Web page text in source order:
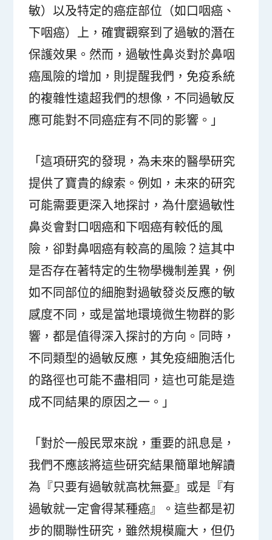
敏）以及特定的癌症部位（如口咽癌、
下咽癌）上，確實觀察到了過敏的潛在
保護效果。然而，過敏性鼻炎對於鼻咽
癌風險的增加，則提醒我們，免疫系統
的複雜性遠超我們的想像，不同過敏反
應可能對不同癌症有不同的影響。」
「這項研究的發現，為未來的醫學研究
提供了寶貴的線索。例如，未來的研究
可能需要更深入地探討，為什麼過敏性
鼻炎會對口咽癌和下咽癌有較低的風
險，卻對鼻咽癌有較高的風險？這其中
是否存在著特定的生物學機制差異，例
如不同部位的細胞對過敏發炎反應的敏
感度不同，或是當地環境微生物群的影
響，都是值得深入探討的方向。同時，
不同類型的過敏反應，其免疫細胞活化
的路徑也可能不盡相同，這也可能是造
成不同結果的原因之一。」
「對於一般民眾來說，重要的訊息是，
我們不應該將這些研究結果簡單地解讀
為『只要有過敏就高枕無憂』或是『有
過敏就一定會得某種癌』。這些都是初
步的關聯性研究，雖然規模龐大，但仍